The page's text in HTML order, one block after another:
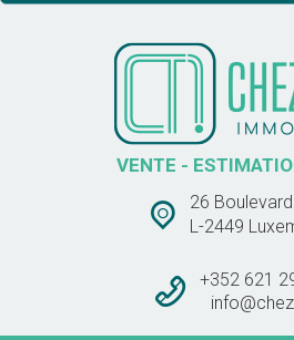
VENTE -
26
L-2449
+352 621
CHEZ TOIT
VENTE – ESTIMATION –
ACCUEIL
VENTES
LOCATIONS
COMMISSIONS
CONTACT